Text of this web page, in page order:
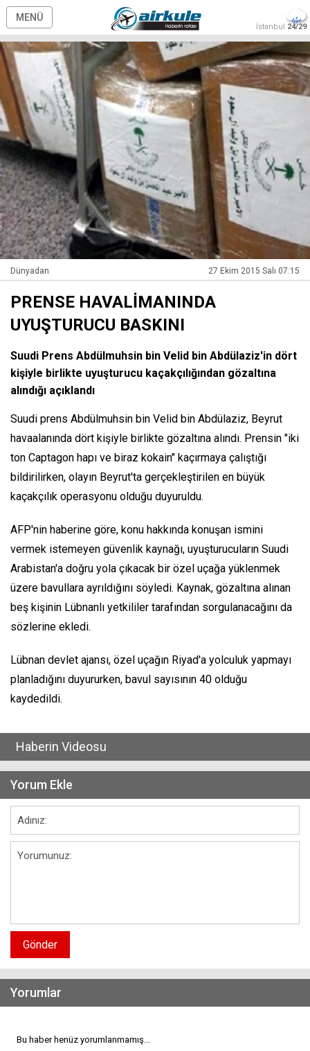
MENÜ
İstanbul 24/29
Dünyadan 27 Ekim 2015 Salı 07:15
PRENSE HAVALİMANINDA
UYUŞTURUCU BASKINI
Suudi Prens Abdülmuhsin bin Velid bin Abdülaziz'in dört
kişiyle birlikte uyuşturucu kaçakçılığından gözaltına
alındığı açıklandı
Suudi prens Abdülmuhsin bin Velid bin Abdülaziz, Beyrut
havaalanında dört kişiyle birlikte gözaltına alındı. Prensin "iki
ton Captagon hapı ve biraz kokain" kaçırmaya çalıştığı
bildirilirken, olayın Beyrut'ta gerçekleştirilen en büyük
kaçakçılık operasyonu olduğu duyuruldu.
AFP'nin haberine göre, konu hakkında konuşan ismini
vermek istemeyen güvenlik kaynağı, uyuşturucuların Suudi
Arabistan'a doğru yola çıkacak bir özel uçağa yüklenmek
üzere bavullara ayrıldığını söyledi. Kaynak, gözaltına alınan
beş kişinin Lübnanlı yetkililer tarafından sorgulanacağını da
sözlerine ekledi.
Lübnan devlet ajansı, özel uçağın Riyad'a yolculuk yapmayı
planladığını duyururken, bavul sayısının 40 olduğu
kaydedildi.
Haberin Videosu
Yorum Ekle
Gönder
Yorumlar
Bu haber henüz yorumlanmamış...